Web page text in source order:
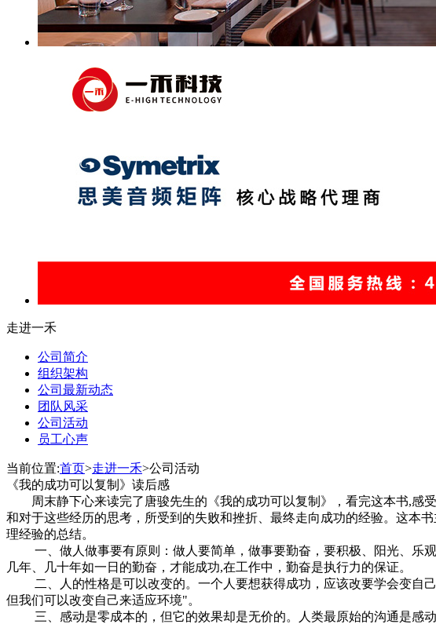
走进一禾
公司简介
组织架构
公司最新动态
团队风采
公司活动
员工心声
当前位置:首页>走进一禾>公司活动
《我的成功可以复制》读后感
周末静下心来读完了唐骏先生的《我的成功可以复制》，看完这本书,感
和对于这些经历的思考，所受到的失败和挫折、最终走向成功的经验。这本
理经验的总结。
一、做人做事要有原则：做人要简单，做事要勤奋，要积极、阳光、乐观
几年、几十年如一日的勤奋，才能成功,在工作中，勤奋是执行力的保证。
二、人的性格是可以改变的。一个人要想获得成功，应该改要学会变自己
但我们可以改变自己来适应环境"。
三、感动是零成本的，但它的效果却是无价的。人类最原始的沟通是感